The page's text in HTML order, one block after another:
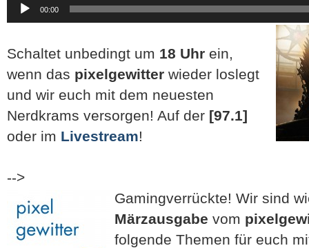
Player
00:00
Schaltet unbedingt um 18 Uhr ein,
wenn das pixelgewitter wieder loslegt
und wir euch mit dem neuesten
Nerdkrams versorgen! Auf der [97.1]
oder im Livestream!
-->
Gamingverrückte! Wir sind
Märzausgabe vom
folgende Themen für euch